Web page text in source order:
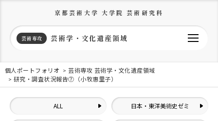
京都芸術大学 大学院 芸術研究科
芸術専攻 芸術学・文化遺産領域
個人ポートフォリオ
芸術専攻 芸術学・文化遺産領域
研究・調査状況報告⑦（小牧惠里子）
ALL 日本・東洋美術史ゼミ